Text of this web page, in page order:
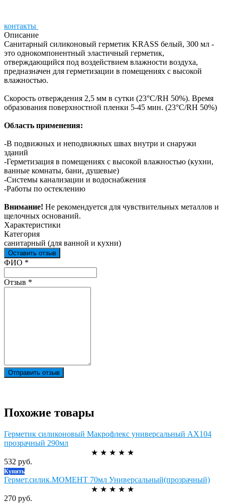
контакты
Описание
Санитарный силиконовый герметик KRASS белый, 300 мл -
это однокомпонентный эластичный герметик,
отверждающийся под воздействием влажности воздуха,
предназначен для герметизации в помещениях с высокой
влажностью.
Скорость отверждения 2,5 мм в сутки (23°С/RH 50%). Время
образования поверхностной пленки 5-45 мин. (23°С/RH 50%)
Область применения:
-В подвижных и неподвижных швах внутри и снаружи
зданий
-Герметизация в помещениях с высокой влажностью (кухни,
ванные комнаты, бани, душевые)
-Системы канализации и водоснабжения
-Работы по остеклению
Внимание! Не рекомендуется для чувствительных металлов и
щелочных оснований.
Характеристики
Категория
санитарный (для ванной и кухни)
Оставить отзыв
Ваш отзыв был отправлен!
ФИО *
Отзыв *
Отправить отзыв
Похожие товары
Герметик силиконовый Макрофлекс универсальный АХ104
прозрачный 290мл
★ ★ ★ ★ ★
532 руб.
Купить
Гермет.силик.МОМЕНТ 70мл Универсальный(прозрачный)
★ ★ ★ ★ ★
270 руб.